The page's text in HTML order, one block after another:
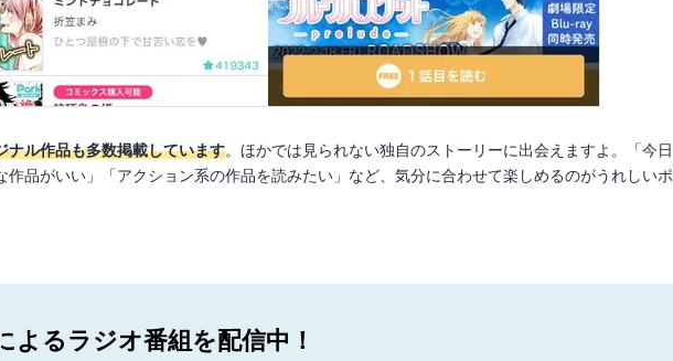
ナル作品も多数掲載しています。ほかでは見られない独自のストーリーに出会えますよ。「今日
作品がいい」「アクション系の作品を読みたい」など、気分に合わせて楽しめるのがうれしいポ
よるラジオ番組を配信中！